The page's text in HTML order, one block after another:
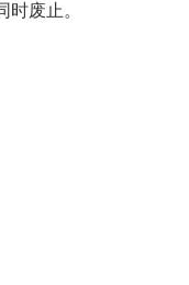
时废止。